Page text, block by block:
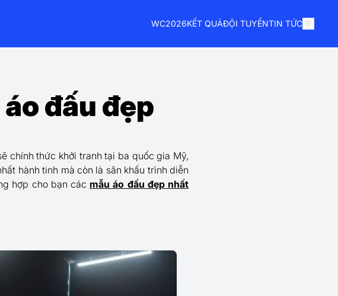
WC2026KẾT QUẢĐỘI TUYỂNTIN TỨC
đấu đẹp
chính thức khởi tranh tại ba quốc gia Mỹ,
hành tinh mà còn là sân khấu trình diễn
hợp cho bạn các mẫu áo đấu đẹp nhất